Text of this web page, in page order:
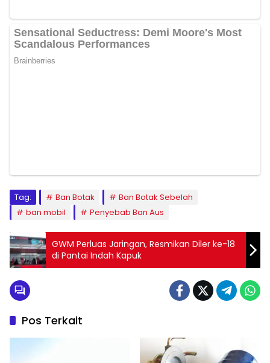
Tag: Ban Botak
Ban Botak Sebelah
ban mobil
Penyebab Ban Aus
GWM Perluas Jaringan, Resmikan Diler ke-18
di Pantai Indah Kapuk
Pos Terkait